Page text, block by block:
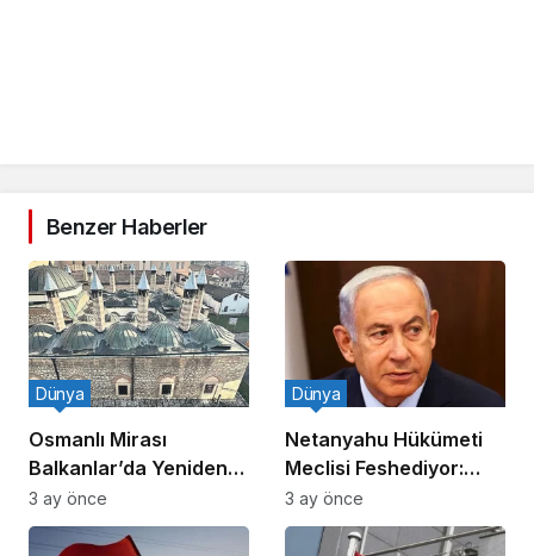
Benzer Haberler
Osmanlı Mirası
Balkanlar’da Yeniden
Canlanıyor
Dünya
3 ay önce
Netanyahu Hükümeti
Meclisi Feshediyor:
Erken Seçim!
Dünya
3 ay önce